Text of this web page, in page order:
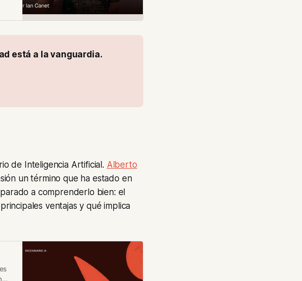
Asegúrate de que tu estrategia de encontrabilidad está a la vanguardia.
de Inteligencia Artificial. Alberto
un término que ha estado en
a comprenderlo bien: el
ventajas y qué implica